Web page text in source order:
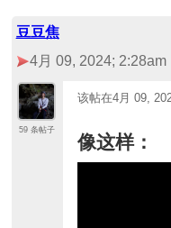
豆豆焦
4月 09, 2024; 2:28am
59 条帖子
该帖在4月 09,
像这样：